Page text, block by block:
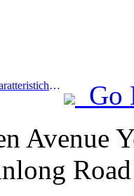
Prev:Giant Film Hotel che crea caratteristiche esclusive dell'hotel IP
Go
Avenue
Road